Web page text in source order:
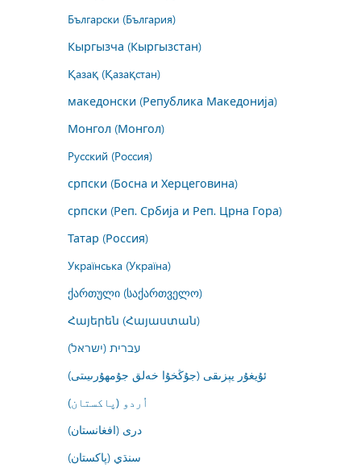
Български (България)
Кыргызча (Кыргызстан)
Қазақ (Қазақстан)
македонски (Република Македонија)
Монгол (Монгол)
Русский (Россия)
српски (Босна и Херцеговина)
српски (Реп. Србија и Реп. Црна Гора)
Татар (Россия)
Українська (Україна)
ქართული (საქართველო)
Հայերեն (Հայաստան)
עברית (ישראל)
ئۇيغۇر يېزىقى (جۇڭخۇا خەلق جۇمھۇرىيىتى)
اُردو (پاکستان)
درى (افغانستان)
سنڌي (پاکستان)